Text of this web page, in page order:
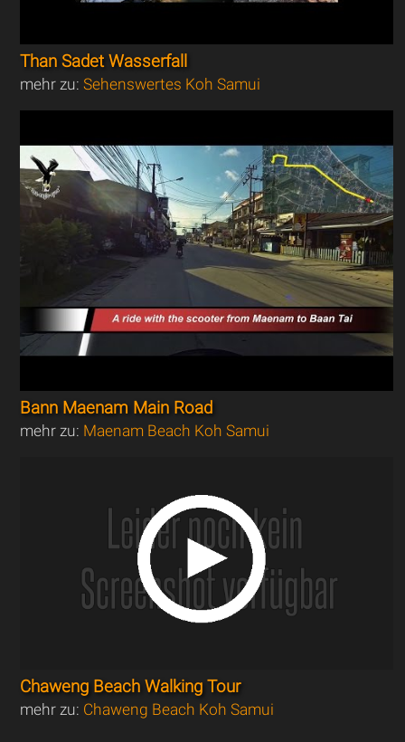
Than Sadet Wasserfall
mehr zu:Sehenswertes Koh Samui
Bann Maenam Main Road
mehr zu: Maenam Beach Koh Samui
Chaweng Beach Walking Tour
mehr zu: Chaweng Beach Koh Samui